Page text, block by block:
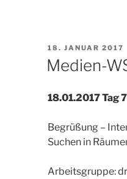
VERÖFFENTLICHT
AM
18. JANUAR 2017
Medien-
18.01.2017 Tag
Begrüßung –
Suchen in
Arbeitsgruppe: